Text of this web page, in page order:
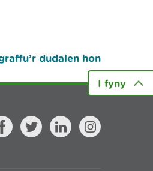
dudalen hon
I fyny